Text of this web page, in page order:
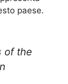
paese.
of the